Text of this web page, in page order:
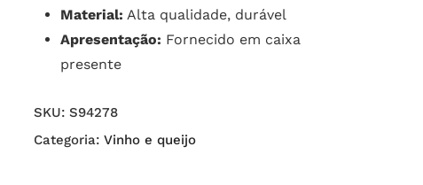
Material: Alta qualidade, durável
Apresentação: Fornecido em caixa
presente
SKU: S94278
Categoria: Vinho e queijo